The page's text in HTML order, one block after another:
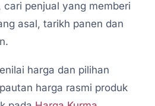
cari penjual yang memberi
asal, tarikh panen dan
harga dan pilihan
harga rasmi produk